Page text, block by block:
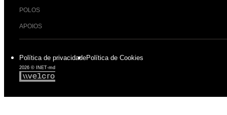
POLOS
APOIOS
2026 © INET-md
Política de privacidadePolítica de Cookies